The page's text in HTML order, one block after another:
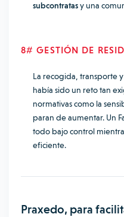
subcontratasy una
8# GESTIÓN DE
La recogida, transporte
había sido un reto tan
normativas como la
paran de aumentar. Un
todo bajo control
eficiente.
Praxedo, para